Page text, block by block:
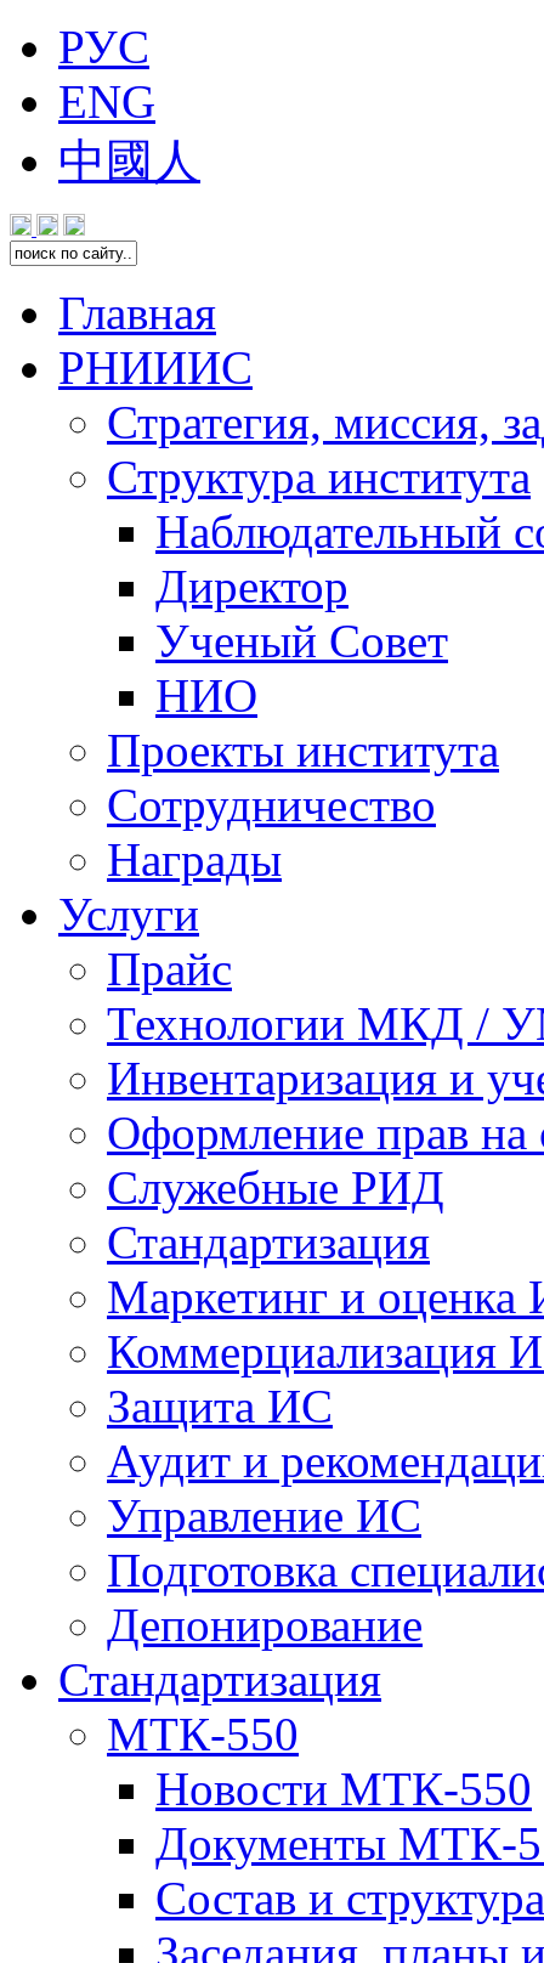
РУС
ENG
中國人
Главная
РНИИИС
Стратегия, миссия,
Структура института
Наблюдательный
Директор
Ученый Совет
НИО
Проекты института
Сотрудничество
Награды
Услуги
Прайс
Технологии МКД /
Инвентаризация и
Оформление прав
Служебные РИД
Стандартизация
Маркетинг и оценка
Коммерциализация
Защита ИС
Аудит и
Управление ИС
Подготовка
Депонирование
Стандартизация
МТК-550
Новости МТК-550
Документы МТК-
Состав и структура